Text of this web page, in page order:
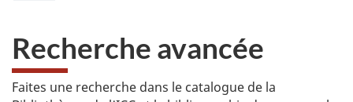
Web
ici
Recherche avancée
Faites une recherche dans le catalogue de la